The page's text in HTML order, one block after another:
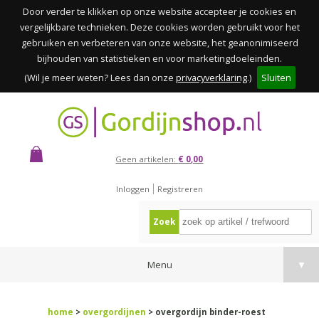
Door verder te klikken op onze website accepteer je cookies en
vergelijkbare technieken. Deze cookies worden gebruikt voor het
gebruiken en verbeteren van onze website, het geanonimiseerd
bijhouden van statistieken en voor marketingdoeleinden.
(Wil je meer weten? Lees dan onze privacyverklaring.) Sluiten
Geen artikelen: € 0,00
Inloggen Registreren
Zoek
Menu ▼
home > overgordijnen > overgordijn binder-roest